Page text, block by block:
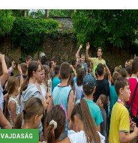
VAJDASÁG